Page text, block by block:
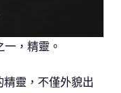
一，精靈。
靈，不僅外貌出